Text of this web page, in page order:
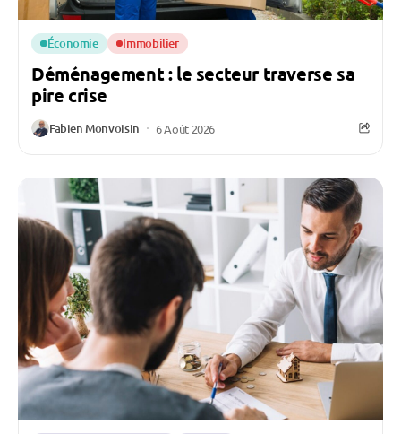
Économie Immobilier
Déménagement : le secteur traverse sa
pire crise
Fabien Monvoisin 6 Août 2026